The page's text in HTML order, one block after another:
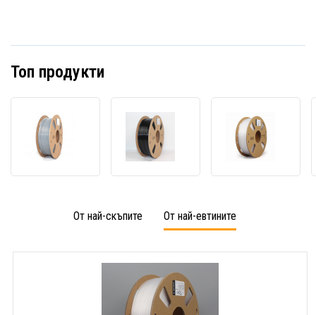
Топ продукти
PETG1.75-
GR,
PETG,
1000g,
Сив
BK,
PETG,
1,75mm,
1000g,
Черен
(Black)
W,
мм,
От най-скъпите От най-евтините